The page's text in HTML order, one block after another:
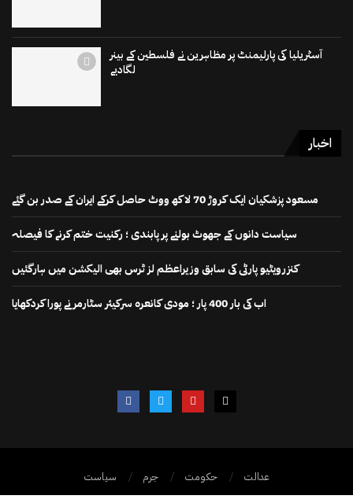
آسٹریلیا کی پارلیمنٹ پر مظاہرین نے فلسطین کے بینر
لگادیے
اخبار
مسعود پزشکیان ایک کروڑ 70 لاکھ ووٹ حاصل کرکے ایران کے صدر بن گئے
سیاست دانوں کے جھوٹ بولنے پر پابندی ؛ رکنیت ختم کرنے کا فیصلہ
کنزرویٹیو پارٹی کی سابق وزیراعظم لز ٹرس بھی الیکشن میں ہارگئیں
اب کی بار 400 پار ؛ مودی کانعرہ سرکیئر سٹارمر نے پورا کردکھایا
سیاست جرم حکومت عدالت